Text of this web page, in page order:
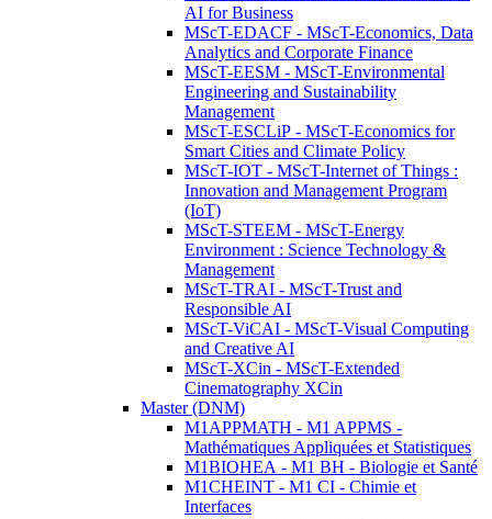
AI for Business
MScT-EDACF - MScT-Economics, Data
Analytics and Corporate Finance
MScT-EESM - MScT-Environmental
Engineering and Sustainability
Management
MScT-ESCLiP - MScT-Economics for
Smart Cities and Climate Policy
MScT-IOT - MScT-Internet of Things :
Innovation and Management Program
(IoT)
MScT-STEEM - MScT-Energy
Environment : Science Technology &
Management
MScT-TRAI - MScT-Trust and
Responsible AI
MScT-ViCAI - MScT-Visual Computing
and Creative AI
MScT-XCin - MScT-Extended
Cinematography XCin
Master (DNM)
M1APPMATH - M1 APPMS -
Mathématiques Appliquées et Statistiques
M1BIOHEA - M1 BH - Biologie et Santé
M1CHEINT - M1 CI - Chimie et
Interfaces